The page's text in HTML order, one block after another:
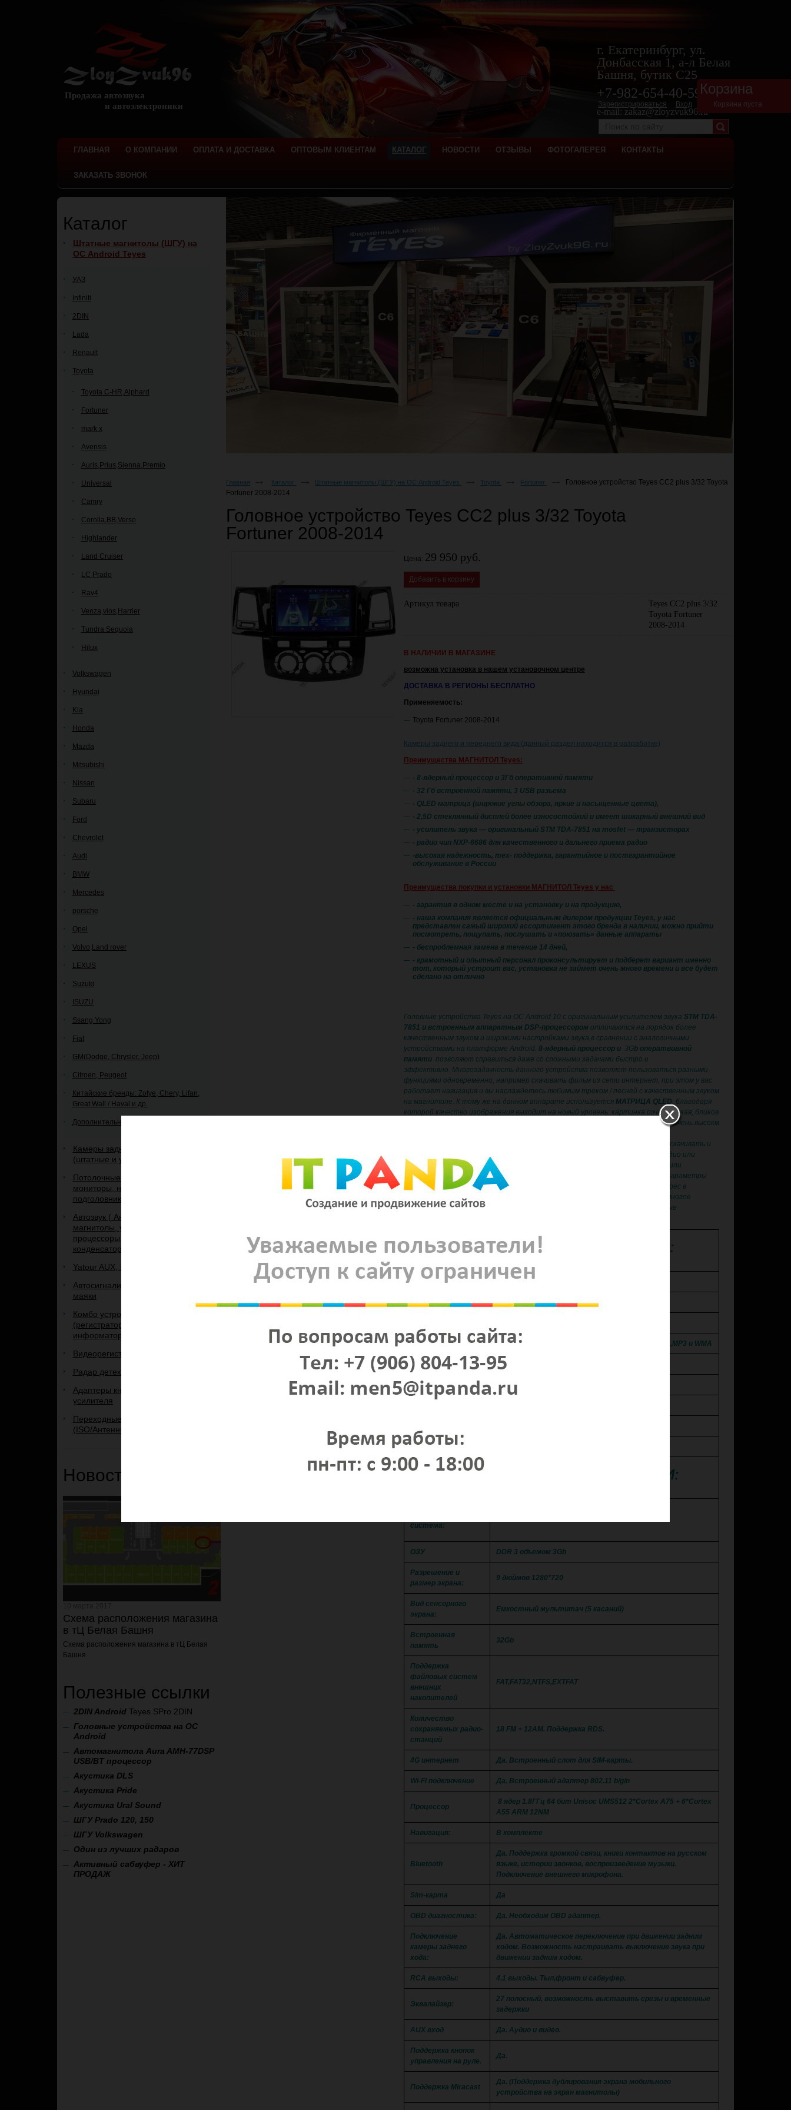
Зарегистрироваться Вход
г. Екатеринбург, ул.
Донбасская 1, а-л Белая
Башня, бутик С25
+7-982-654-40-59
e-mail: zakaz@zloyzvuk96.ru
Продажа автозвука
и автоэлектроники
ГЛАВНАЯ О КОМПАНИИ ОПЛАТА И ДОСТАВКА ОПТОВЫМ КЛИЕНТАМ КАТАЛОГ НОВОСТИ ОТЗЫВЫ ФОТОГАЛЕРЕЯ КОНТАКТЫ
ЗАКАЗАТЬ ЗВОНОК
Корзина
Корзина пуста
Каталог
Штатные магнитолы (ШГУ) на
ОС Android Teyes
УАЗ
Infiniti
2DIN
Lada
Renault
Toyota
Toyota C-HR,Alphard
Fortuner
mark x
Avensis
Auris,Prius,Sienna,Premio
Universal
Camry
Corolla,BB,Verso
Highlander
Land Cruiser
LC Prado
Rav4
Venza,vios,Harrier
Tundra Sequoia
Hilux
Volkswagen
Hyundai
Kia
Honda
Mazda
Mitsubishi
Nissan
Subaru
Ford
Chevrolet
Audi
BMW
Mercedes
porsche
Opel
Volvo,Land rover
LEXUS
Suzuki
ISUZU
Ssang Yong
Fiat
GM(Dodge, Chrysler, Jeep)
Citroen, Peugeot
Китайские бренды: Zotye, Chery, Lifan,
Great Wall / Haval и др.
Дополнительное оборудование
Камеры заднего и переднего вида
(штатные и универсальные)
Потолочные мониторы и
мониторы, на панель и
подголовник.
Автозвук ( Акустика, сабвуферы,
магнитолы, усилители,
процессоры, кабель,
конденсаторы, рамки, и др.)
Yatour AUX, IPOD, USB адаптеры
Автосигнализации, брелоки к ним,
маяки
Комбо устройства 3 в 1
(регистратор+радар+GPS-
информатор)
Видеорегистраторы
Радар детекторы
Адаптеры кнопок руля и
усилителя
Переходные рамки и переходники
(ISO/Антенные)
Новости и Акции
Схема расположения магазина
в тЦ Белая Башня
Схема расположения магазина в тЦ Белая
Башня
Полезные ссылки
2DIN Android Teyes SPro 2DIN
Головные устройства на ОС
Android
Автомагнитола Aura AMH-77DSP
USB/BT процессор
Акустика DLS
Акустика Pride
Акустика Ural Sound
ШГУ Prado 120, 150
ШГУ Volkswagen
Один из лучших радаров
Активный сабвуфер - ХИТ
ПРОДАЖ
Главная Каталог Штатные магнитолы (ШГУ) на ОС Android Teyes Toyota Fortuner
Головное устройство Teyes CC2 plus 3/32 Toyota
Fortuner 2008-2014
Головное устройство Teyes CC2 plus 3/32 Toyota
Fortuner 2008-2014
Цена: 29 950 руб.
Добавить в корзину
Артикул товара
Teyes CC2 plus 3/32
Toyota Fortuner
2008-2014
В НАЛИЧИИ В МАГАЗИНЕ
возможна установка в нашем установочном центре
ДОСТАВКА В РЕГИОНЫ БЕСПЛАТНО
Применяемость:
Toyota Fortuner 2008-2014
Камеры заднего и переднего вида (данный раздел находится в разработке)
Преимущества МАГНИТОЛ Teyes:
- 8-ядерный процессор и 3Гб оперативной памяти
- 32 Гб встроенной памяти, 3 USB разъема
- QLED матрица (широкие углы обзора, яркие и насыщенные цвета),
- 2,5D стеклянный дисплей более износостойкий и имеет шикарный внешний вид
- усилитель звука — оригинальный STM TDA-7851 на mosfet — транзисторах
- радио чип NXP-6686 для качественного и дальнего приема радио
​-высокая надежность, тех- поддержка, гарантийное и постгарантийное
обслуживание в России
Преимущества покупки и установки МАГНИТОЛ Teyes у нас
- гарантия в одном месте и на установку и на продукцию,
- наша компания является официальным дилером продукции Teyes, у нас
представлен самый широкий ассортимент этого бренда в наличии, можно прийти
посмотреть, пощупать, послушать и «поюзать» данные аппараты
- беспроблемная замена в течение 14 дней,
- грамотный и опытный персонал проконсультирует и подберет вариант именно
тот, который устроит вас, установка не займет очень много времени и все будет
сделано на отлично
Головные устройства Teyes на ОС Android 10 с оригинальным усилителем звука STM TDA-
7851 и встроенным аппаратным DSP-процессором отличаются на порядок более
качественным звуком и широкими настройками звука,в сравнении с аналогичными
устройствами на платформе Android. 8-ядерный процессор и3Gb оператвивной
памяти позволяют справиться даже со сложными задачами быстро и
эффективно. Многозадачность данного устройства позволяет пользоваться разными
функциями одновременно, например скачивать фильм из сети интернет, при этом у вас
работает навигация и вы наслаждетесь любимым треком / песней с качественным звуком
на магнитоле. К тому же на данном аппарате используется МАТРИЦА QLED, благодаря
которой качество изображения выходит на новый уровень: картинка сочная, яркая, бликов
по-минимому, угол обзора весьма широкий. Сборка устройства выполнена на очень высокм
Возможности такого устройства практически безграничны — вы сможете скачивать и
пользоваться любыми программами из Google Play, одновременно слушая радио или
просматривая ТВ. Можете подключить флэшку или жесткий диск с музыкой или
фильмами. Сможете диагностировать свой автомобиль, контролировать параметры
его работы не посещая автосервис. Управлять устройством и задавать адрес в
навигационной программе голосом. Устроить мобильный офис в машине и многое
другое… В данном головном устройстве используются только качественные
ОСНОВНЫЕ ХАРАКТЕРИСТИКИ:
Экран 9 дюймов!
Воспроизведение с USB носителей MKV, MP4, DIVX, Lossless Audio, JPEG,MP3 и WMA
Сенсорный экран. Матрица QLED!
ПОДРОБНЫЕ ХАРАКТЕРИСТИКИ:
система:
ОЗУ DDR 3 объемом 3Gb
Разрешение и
размер экрана:
9 дюймов 1280*720
Вид сенсорного
экрана:
Емкостный мультитач (5 касаний)
Встроенная
память
32Gb
Поддержка
файловых систем
внешних
накопителей
FAT,FAT32,NTFS,EXTFAT
Количество
сохраняемых радио-
станций
18 FM + 12AM. Поддержка RDS.
4G интернет Да. Встроенный слот для SIM-карты.
Wi-FI подключение Да. Встроенный адаптер 802.11 b/g/n
Процессор
8 ядер 1.8ГГц 64 бит Unisoc UMS512 2*Cortex A75 + 6*Cortex
A55 ARM 12NM
Навигация: В комплекте
Bluetooth
Да. Поддержка громкой связи, книги контактов на русском
языке, истории звонков, воспроизведение музыки.
Подключение внешнего микрофона.
Sim-карта Да
OBD диагностика: Да. Необходим OBD адаптер.
Подключение
камеры заднего
хода:
Да. Автоматическое переключение при движении задним
ходом. Возможность настраивать выключение звука при
движении задним ходом.
RCA выходы: 4.1 выходы. Тыл,фронт и сабвуфер.
Эквалайзер:
27 полосный, возможность выставить срезы и временные
задержки
AUX вход Да. Аудио и видео.
Поддержка кнопок
управления на руле.
Да.
Поддержка Miracast
Да. (Поддержка дублирования экрана мобильного
устройства на экран магнитолы)